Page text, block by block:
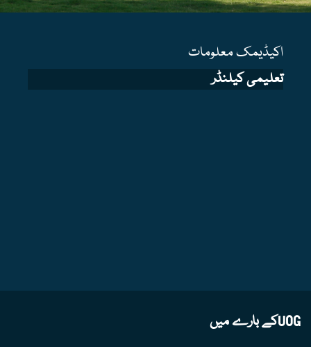
اکیڈیمک معلومات
تعلیمی کیلنڈر
UOGکے بارے میں